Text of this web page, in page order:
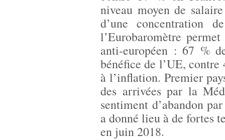
niveau moyen de
d’une concentration
l’Eurobaromètre
anti-européen : 67 %
bénéfice de l’UE,
à l’inflation. Premier
des arrivées par la
sentiment d’abandon
a donné lieu à de fortes
en juin 2018.